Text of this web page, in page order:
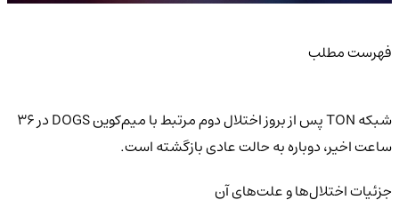
فهرست مطلب
شبکه TON پس از بروز اختلال دوم مرتبط با میم‌کوین DOGS در ۳۶
ساعت اخیر، دوباره به حالت عادی بازگشته است.
جزئیات اختلال‌ها و علت‌های آن